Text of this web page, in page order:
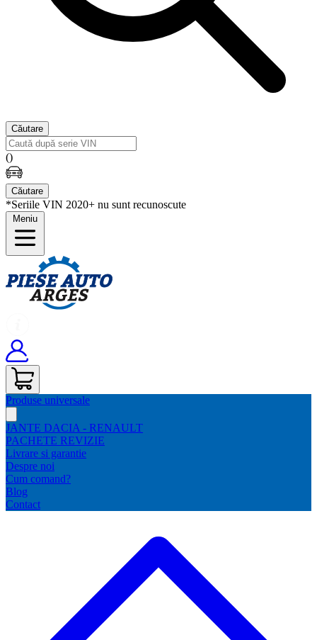
Căutare
()
Căutare
*Seriile VIN 2020+ nu sunt recunoscute
Meniu
Produse universale
JANTE DACIA - RENAULT
PACHETE REVIZIE
Livrare si garantie
Despre noi
Cum comand?
Blog
Contact